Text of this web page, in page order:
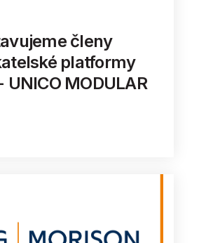
členy
platformy
UNICO MODULAR